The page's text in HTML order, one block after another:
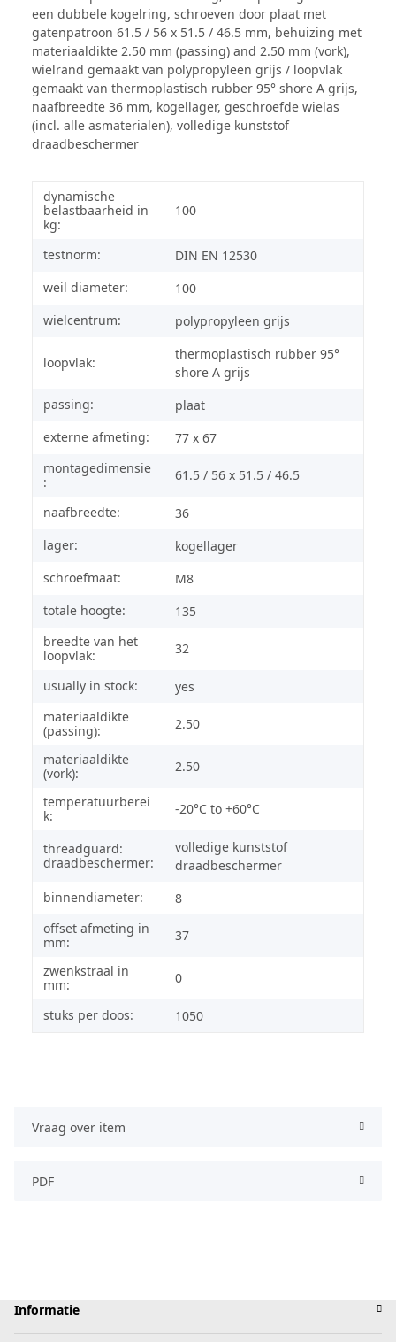
een dubbele kogelring, schroeven door plaat met
gatenpatroon 61.5 / 56 x 51.5 / 46.5 mm, behuizing met
materiaaldikte 2.50 mm (passing) and 2.50 mm (vork),
wielrand gemaakt van polypropyleen grijs / loopvlak
gemaakt van thermoplastisch rubber 95° shore A grijs,
naafbreedte 36 mm, kogellager, geschroefde wielas
(incl. alle asmaterialen), volledige kunststof
draadbeschermer
dynamische
belastbaarheid in
kg:
100
testnorm:
DIN EN 12530
weil diameter:
100
wielcentrum:
polypropyleen grijs
loopvlak:
thermoplastisch rubber 95°
shore A grijs
passing:
plaat
externe afmeting:
77 x 67
montagedimensie
:
61.5 / 56 x 51.5 / 46.5
naafbreedte:
36
lager:
kogellager
schroefmaat:
M8
totale hoogte:
135
breedte van het
loopvlak:
32
usually in stock:
yes
materiaaldikte
(passing):
2.50
materiaaldikte
(vork):
2.50
temperatuurberei
k:
-20°C to +60°C
threadguard:
draadbeschermer:
volledige kunststof
draadbeschermer
binnendiameter:
8
offset afmeting in
mm:
37
zwenkstraal in
mm:
0
stuks per doos: 1050
Vraag over item
PDF
Informatie